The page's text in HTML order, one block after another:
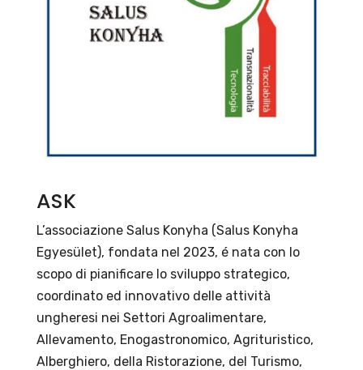
ASK
L’associazione Salus Konyha (Salus Konyha
Egyesület), fondata nel 2023, é nata con lo
scopo di pianificare lo sviluppo strategico,
coordinato ed innovativo delle attività
ungheresi nei Settori Agroalimentare,
Allevamento, Enogastronomico, Agrituristico,
Alberghiero, della Ristorazione, del Turismo,